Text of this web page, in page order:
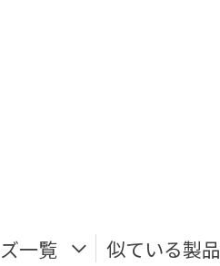
一覧 似ている製品